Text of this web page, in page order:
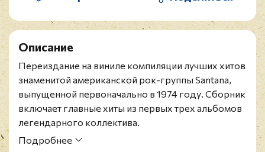
Описание
Переиздание на виниле компиляции лучших хитов
знаменитой американской рок-группы Santana,
выпущенной первоначально в 1974 году. Сборник
включает главные хиты из первых трех альбомов
легендарного коллектива.
Карлос Сантана - американский гитарист,
Подробнее